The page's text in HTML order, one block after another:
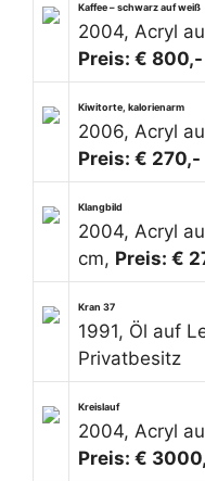
Kaffee – schwarz auf weiß
2004, Acryl
Preis: € 800,-
Kiwitorte, kalorienarm
2006, Acryl
Preis: € 270,-
Klangbild
2004, Acryl
cm, Preis: €
Kran 37
1991, Öl auf
Privatbesitz
Kreislauf
2004, Acryl
Preis: €